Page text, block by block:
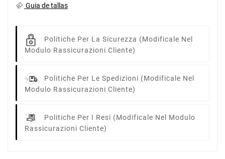
Guia de tallas
Politiche Per La Sicurezza (modificale Nel
Modulo Rassicurazioni Cliente)
Politiche Per Le Spedizioni (modificale Nel
Modulo Rassicurazioni Cliente)
Politiche Per I Resi (modificale Nel Modulo
Rassicurazioni Cliente)